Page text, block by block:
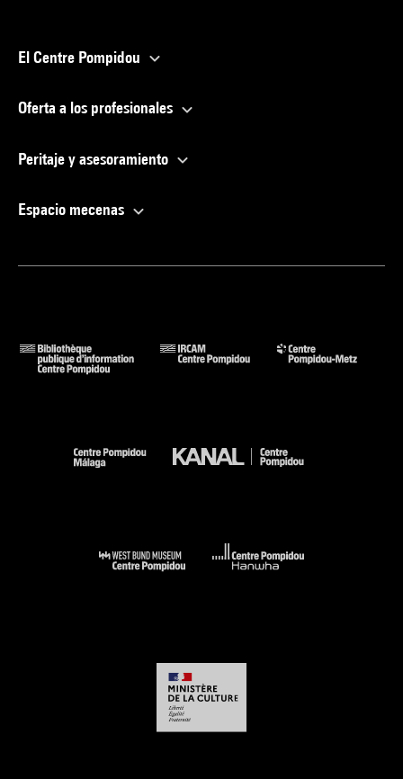
El Centre Pompidou
Oferta a los profesionales
Peritaje y asesoramiento
Espacio mecenas